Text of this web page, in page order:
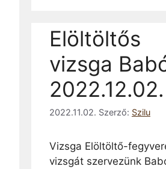
Elöltöltős
vizsga
2022.12.02.
2022.11.02. Szerző: Szilu
Vizsga Elöltöltő-
vizsgát szervezünk